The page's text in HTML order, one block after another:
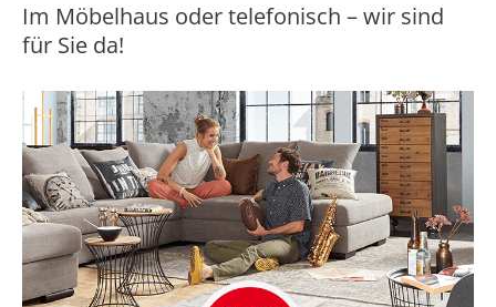
Im Möbelhaus oder telefonisch – wir sind
für Sie da!